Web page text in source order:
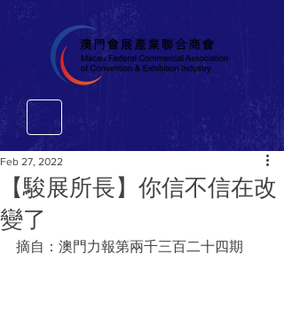
【駿展所長】你信不信在改
變了
Feb 27, 2022
摘自：澳門力報第兩千三百二十四期